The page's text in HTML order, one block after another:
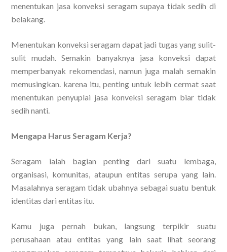
menentukan jasa konveksi seragam supaya tidak sedih di
belakang.
Menentukan konveksi seragam dapat jadi tugas yang sulit-
sulit mudah. Semakin banyaknya jasa konveksi dapat
memperbanyak rekomendasi, namun juga malah semakin
memusingkan. karena itu, penting untuk lebih cermat saat
menentukan penyuplai jasa konveksi seragam biar tidak
sedih nanti.
Mengapa Harus Seragam Kerja?
Seragam ialah bagian penting dari suatu lembaga,
organisasi, komunitas, ataupun entitas serupa yang lain.
Masalahnya seragam tidak ubahnya sebagai suatu bentuk
identitas dari entitas itu.
Kamu juga pernah bukan, langsung terpikir suatu
perusahaan atau entitas yang lain saat lihat seorang